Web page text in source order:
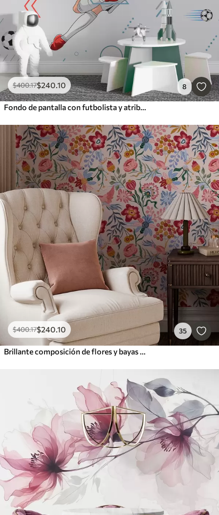
$400.17$240.10 8
Fondo de pantalla con futbolista y atributos futbolísticos
$400.17$240.10 35
Brillante composición de flores y bayas con loros